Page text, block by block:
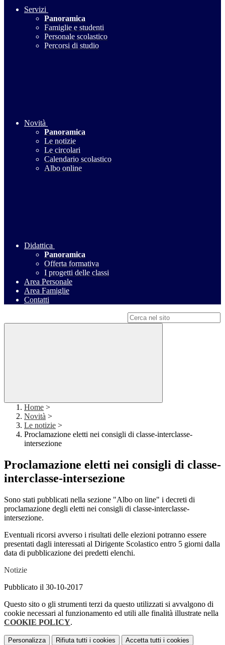
Servizi
Panoramica
Famiglie e studenti
Personale scolastico
Percorsi di studio
Novità
Panoramica
Le notizie
Le circolari
Calendario scolastico
Albo online
Didattica
Panoramica
Offerta formativa
I progetti delle classi
Area Personale
Area Famiglie
Contatti
Home >
Novità >
Le notizie >
Proclamazione eletti nei consigli di classe-interclasse-
intersezione
Proclamazione eletti nei consigli di classe-
interclasse-intersezione
Sono stati pubblicati nella sezione "Albo on line" i decreti di
proclamazione degli eletti nei consigli di classe-interclasse-
intersezione.
Eventuali ricorsi avverso i risultati delle elezioni potranno essere
presentati dagli interessati al Dirigente Scolastico entro 5 giorni dalla
data di pubblicazione dei predetti elenchi.
Notizie
Pubblicato il 30-10-2017
Questo sito o gli strumenti terzi da questo utilizzati si avvalgono di
cookie necessari al funzionamento ed utili alle finalità illustrate nella
COOKIE POLICY.
Personalizza Rifiuta tutti i cookies Accetta tutti i cookies